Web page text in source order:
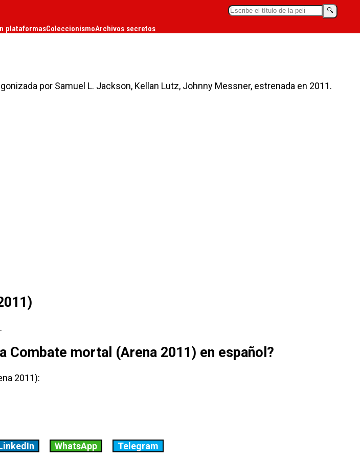
🔍︎
plataformasColeccionismoArchivos secretos
por Samuel L. Jackson, Kellan Lutz, Johnny Messner, estrenada en 2011.
Combate mortal (Arena 2011) en español?
2011):
WhatsApp Telegram